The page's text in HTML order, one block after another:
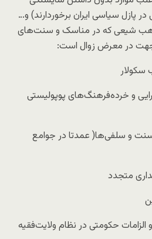
پازل سیاسی ایران برخوردارند) و…
شیعی که در مناسک و سنت‌های
جهت در معرض زوال است:
و خرده‌فرهنگ‌های پوپولیستی
و سلفی‌ها( عمدتا در جوامع
متجدد
حکومتی در نظام ولایت‌فقیه